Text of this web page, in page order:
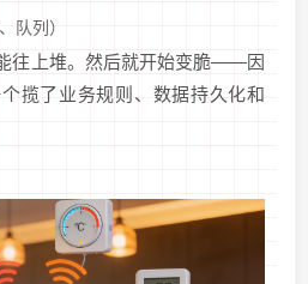
队列）
往上堆。然后就开始变脆——因
揽了业务规则、数据持久化和